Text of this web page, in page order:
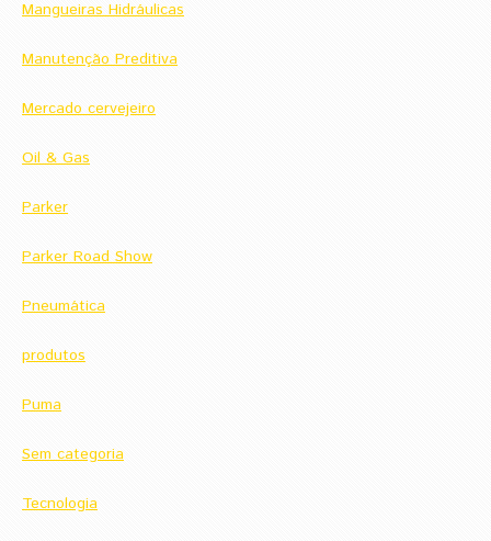
Mangueiras Hidráulicas
Manutenção Preditiva
Mercado cervejeiro
Oil & Gas
Parker
Parker Road Show
Pneumática
produtos
Puma
Sem categoria
Tecnologia